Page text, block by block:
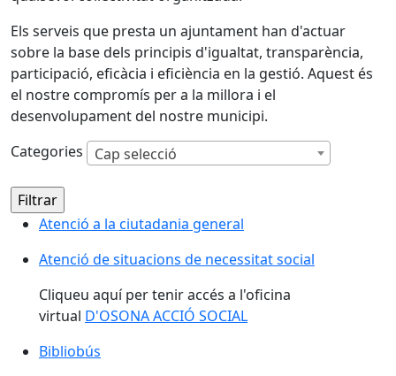
Els serveis que presta un ajuntament han d'actuar
sobre la base dels principis d'igualtat, transparència,
participació, eficàcia i eficiència en la gestió. Aquest és
el nostre compromís per a la millora i el
desenvolupament del nostre municipi.
Categories
Cap selecció
Atenció a la ciutadania general
Atenció de situacions de necessitat social
Cliqueu aquí per tenir accés a l'oficina
virtual D'OSONA ACCIÓ SOCIAL
Bibliobús